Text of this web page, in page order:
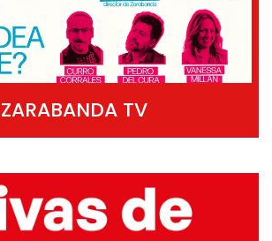
ZARABANDA TV